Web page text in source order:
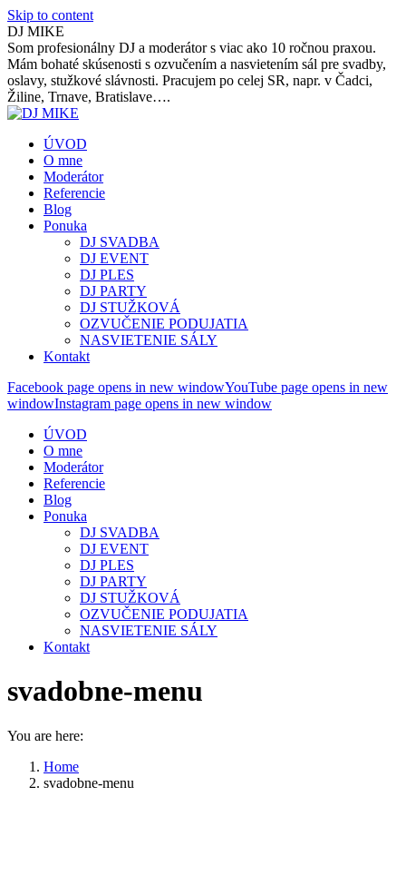
Skip to content
DJ MIKE
Som profesionálny DJ a moderátor s viac ako 10 ročnou praxou.
Mám bohaté skúsenosti s ozvučením a nasvietením sál pre svadby,
oslavy, stužkové slávnosti. Pracujem po celej SR, napr. v Čadci,
Žiline, Trnave, Bratislave….
ÚVOD
O mne
Moderátor
Referencie
Blog
Ponuka
DJ SVADBA
DJ EVENT
DJ PLES
DJ PARTY
DJ STUŽKOVÁ
OZVUČENIE PODUJATIA
NASVIETENIE SÁLY
Kontakt
Facebook page opens in new windowYouTube page opens in new
windowInstagram page opens in new window
ÚVOD
O mne
Moderátor
Referencie
Blog
Ponuka
DJ SVADBA
DJ EVENT
DJ PLES
DJ PARTY
DJ STUŽKOVÁ
OZVUČENIE PODUJATIA
NASVIETENIE SÁLY
Kontakt
svadobne-menu
You are here:
Home
svadobne-menu